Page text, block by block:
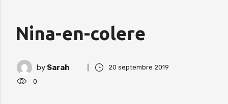
Nina-en-colere
by Sarah
20 septembre 2019
0